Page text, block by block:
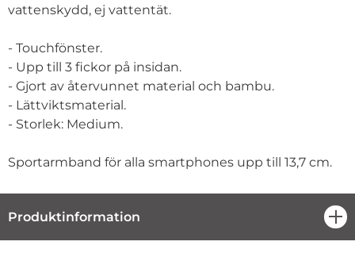
vattenskydd, ej vattentät.
- Touchfönster.
- Upp till 3 fickor på insidan.
- Gjort av återvunnet material och bambu.
- Lättviktsmaterial.
- Storlek: Medium.
Sportarmband för alla smartphones upp till 13,7 cm.
Produktinformation